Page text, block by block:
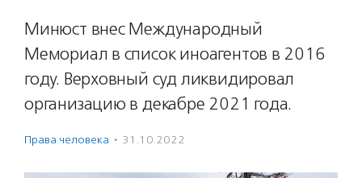
Минюст внес Международный
Мемориал в список иноагентов в 2016
году. Верховный суд ликвидировал
организацию в декабре 2021 года.
Права человека · 31.10.2022